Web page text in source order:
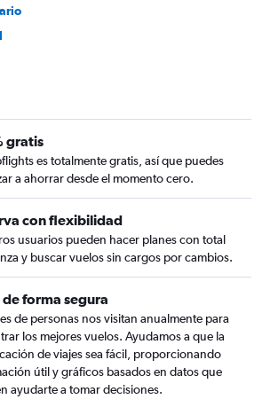
gratis
es totalmente gratis, así que puedes
a ahorrar desde el momento cero.
con flexibilidad
usuarios pueden hacer planes con total
y buscar vuelos sin cargos por cambios.
forma segura
de personas nos visitan anualmente para
los mejores vuelos. Ayudamos a que la
de viajes sea fácil, proporcionando
útil y gráficos basados en datos que
ayudarte a tomar decisiones.